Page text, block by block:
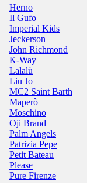
Herno
Il Gufo
Imperial Kids
Jeckerson
John Richmond
K-Way
Lalalù
Liu Jo
MC2 Saint Barth
Maperò
Moschino
Oji Brand
Palm Angels
Patrizia Pepe
Petit Bateau
Please
Pure Firenze